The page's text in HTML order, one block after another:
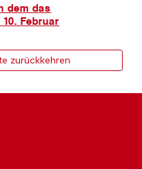
dem das
Februar
zurückkehren